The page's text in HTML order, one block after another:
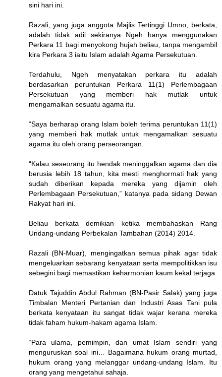
sini hari ini.
Razali, yang juga anggota Majlis Tertinggi Umno, berkata,
adalah tidak adil sekiranya Ngeh hanya menggunakan
Perkara 11 bagi menyokong hujah beliau, tanpa mengambil
kira Perkara 3 iaitu Islam adalah Agama Persekutuan.
Terdahulu, Ngeh menyatakan perkara itu adalah
berdasarkan peruntukan Perkara 11(1) Perlembagaan
Persekutuan yang memberi hak mutlak untuk
mengamalkan sesuatu agama itu.
“Saya berharap orang Islam boleh terima peruntukan 11(1)
yang memberi hak mutlak untuk mengamalkan sesuatu
agama itu oleh orang perseorangan.
“Kalau seseorang itu hendak meninggalkan agama dan dia
berusia lebih 18 tahun, kita mesti menghormati hak yang
sudah diberikan kepada mereka yang dijamin oleh
Perlembagaan Persekutuan,” katanya pada sidang Dewan
Rakyat hari ini.
Beliau berkata demikian ketika membahaskan Rang
Undang-undang Perbekalan Tambahan (2014) 2014.
Razali (BN-Muar), mengingatkan semua pihak agar tidak
mengeluarkan sebarang kenyataan serta mempolitikkan isu
sebegini bagi memastikan keharmonian kaum kekal terjaga.
Datuk Tajuddin Abdul Rahman (BN-Pasir Salak) yang juga
Timbalan Menteri Pertanian dan Industri Asas Tani pula
berkata kenyataan itu sangat tidak wajar kerana mereka
tidak faham hukum-hakam agama Islam.
“Para ulama, pemimpin, dan umat Islam sendiri yang
menguruskan soal ini… Bagaimana hukum orang murtad,
hukum orang yang melanggar undang-undang Islam. Itu
orang yang mengetahui sahaja.